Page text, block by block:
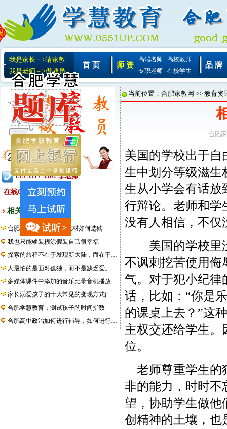
我是家长－>请家教
我是老师－>做教员
首 页 师 资
高端名师
高校教师
专职老师
在校学生
品 牌
155 5517 3302 李老师
在线QQ:
相关文章
合肥家教编辑--孩子的教材如何选购
我也只能够装糊涂假装自己很幸福
探索的旅程不在于发现新大陆，而在于…
人最怕的是面对孤独，而不是缺乏爱。…
多媒体课件中添加的音乐比录音机播放…
家长溺爱孩子的十大常见的变现方式(…
合肥学慧教育：测试孩子的时间指数
合肥高中政治如何进行辅导，如何进行…
当前位置： 合肥家教网 >> 教育资
合肥
美国的学校出于自
生中划分等级滋生
生从小学会有话放
行辩论。老师和学
没有人相信，不仅
美国的学校里没
不讽刺挖苦使用侮
气。对于犯小纪律
话，比如：“你是
的课桌上去？”这
主权交还给学生。
位。
老师尊重学生的
非的能力，时时不
望，协助学生做他
创精神的土壤，也